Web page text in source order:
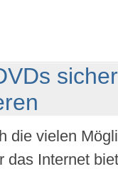
sicher
die vielen
das Internet